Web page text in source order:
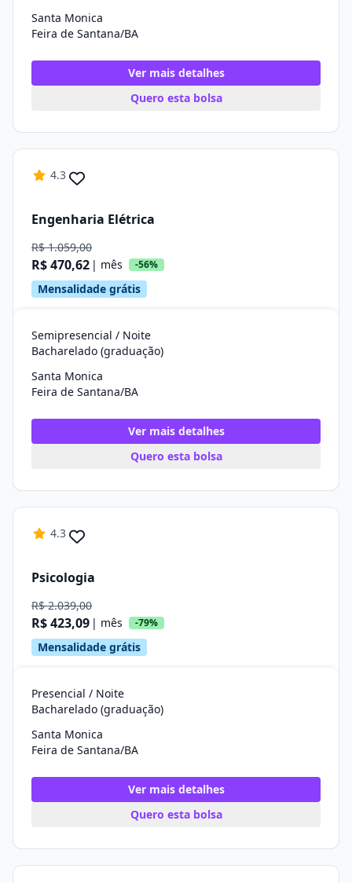
Santa Monica
Feira de Santana/BA
Ver mais detalhes
Quero esta bolsa
4.3
Engenharia Elétrica
R$ 1.059,00
R$ 470,62 | mês -56%
Mensalidade grátis
Semipresencial / Noite
Bacharelado (graduação)
Santa Monica
Feira de Santana/BA
Ver mais detalhes
Quero esta bolsa
4.3
Psicologia
R$ 2.039,00
R$ 423,09 | mês -79%
Mensalidade grátis
Presencial / Noite
Bacharelado (graduação)
Santa Monica
Feira de Santana/BA
Ver mais detalhes
Quero esta bolsa